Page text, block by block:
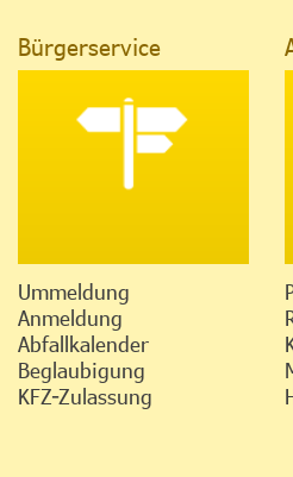
Bürgerservice
Ummeldung
Anmeldung
Abfallkalender
Beglaubigung
KFZ-Zulassung